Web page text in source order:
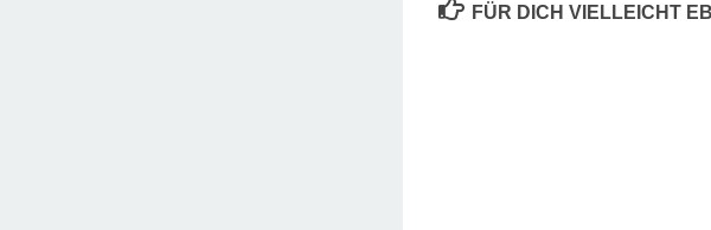
FÜR DICH VIELLEICHT